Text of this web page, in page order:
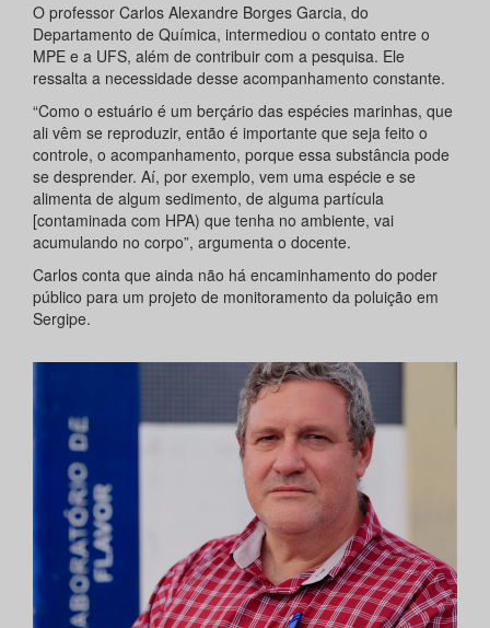
O professor Carlos Alexandre Borges Garcia, do
Departamento de Química, intermediou o contato entre o
MPE e a UFS, além de contribuir com a pesquisa. Ele
ressalta a necessidade desse acompanhamento constante.
“Como o estuário é um berçário das espécies marinhas, que
ali vêm se reproduzir, então é importante que seja feito o
controle, o acompanhamento, porque essa substância pode
se desprender. Aí, por exemplo, vem uma espécie e se
alimenta de algum sedimento, de alguma partícula
[contaminada com HPA) que tenha no ambiente, vai
acumulando no corpo”, argumenta o docente.
Carlos conta que ainda não há encaminhamento do poder
público para um projeto de monitoramento da poluição em
Sergipe.